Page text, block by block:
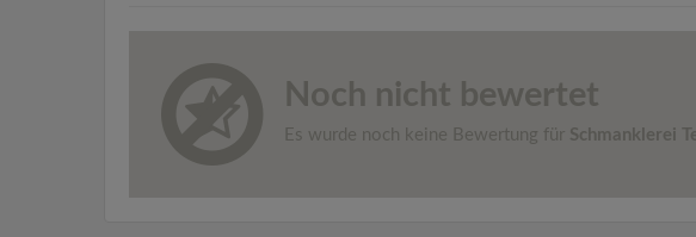
Noch nicht bewertet
Es wurde noch keine Bewertung für Schmanklerei